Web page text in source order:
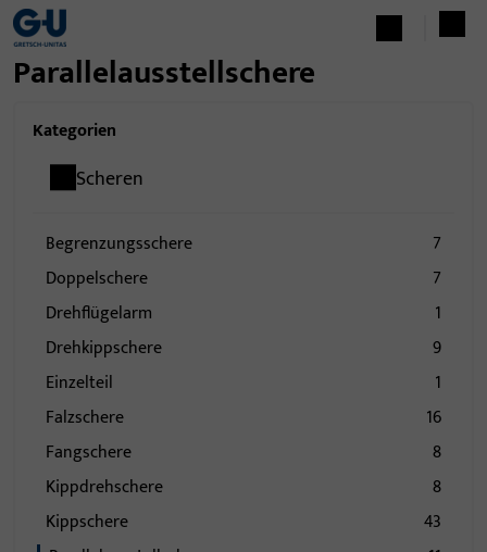
Parallelausstellschere
Kategorien
Scheren
Begrenzungsschere
7
Doppelschere
7
Drehflügelarm
1
Drehkippschere
9
Einzelteil
1
Falzschere
16
Fangschere
8
Kippdrehschere
8
Kippschere
43